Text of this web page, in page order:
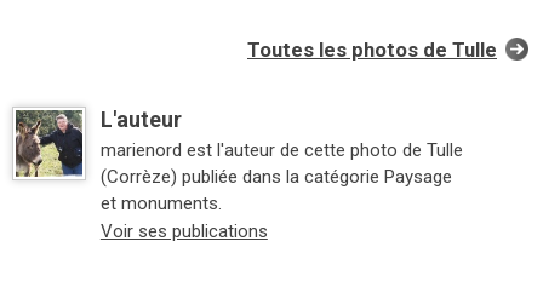
Toutes les photos de Tulle
L'auteur
marienord est l'auteur de cette photo de Tulle
(Corrèze) publiée dans la catégorie Paysage
et monuments.
Voir ses publications